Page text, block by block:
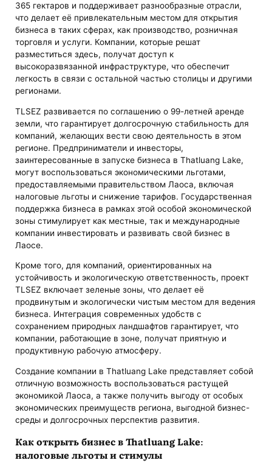
365 гектаров и поддерживает разнообразные отрасли,
что делает её привлекательным местом для открытия
бизнеса в таких сферах, как производство, розничная
торговля и услуги. Компании, которые решат
разместиться здесь, получат доступ к
высокоразвязанной инфраструктуре, что обеспечит
легкость в связи с остальной частью столицы и другими
регионами.
TLSEZ развивается по соглашению о 99-летней аренде
земли, что гарантирует долгосрочную стабильность для
компаний, желающих вести свою деятельность в этом
регионе. Предприниматели и инвесторы,
заинтересованные в запуске бизнеса в Thatluang Lake,
могут воспользоваться экономическими льготами,
предоставляемыми правительством Лаоса, включая
налоговые льготы и снижение тарифов. Государственная
поддержка бизнеса в рамках этой особой экономической
зоны стимулирует как местные, так и международные
компании инвестировать и развивать свой бизнес в
Лаосе.
Кроме того, для компаний, ориентированных на
устойчивость и экологическую ответственность, проект
TLSEZ включает зеленые зоны, что делает её
продвинутым и экологически чистым местом для ведения
бизнеса. Интеграция современных удобств с
сохранением природных ландшафтов гарантирует, что
компании, работающие в зоне, получат приятную и
продуктивную рабочую атмосферу.
Создание компании в Thatluang Lake представляет собой
отличную возможность воспользоваться растущей
экономикой Лаоса, а также получить выгоду от особых
экономических преимуществ региона, выгодной бизнес-
среды и долгосрочных перспектив развития.
Как открыть бизнес в Thatluang Lake:
налоговые льготы и стимулы